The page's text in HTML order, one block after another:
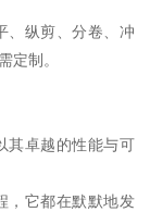
、纵剪、分卷、冲
定制。
其卓越的性能与可
，它都在默默地发